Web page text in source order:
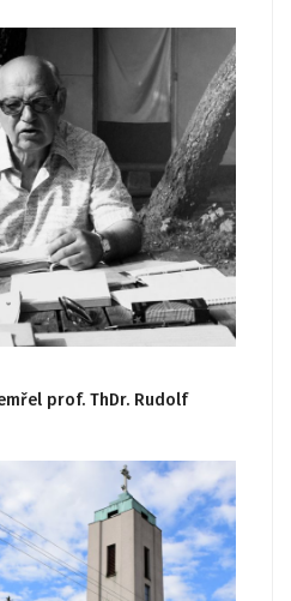
prof. ThDr. Rudolf